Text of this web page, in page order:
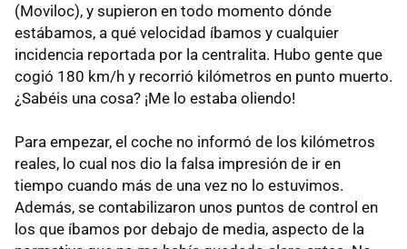
(Moviloc), y supieron en todo momento dónde
estábamos, a qué velocidad íbamos y cualquier
incidencia reportada por la centralita. Hubo gente que
cogió 180 km/h y recorrió kilómetros en punto muerto.
¿Sabéis una cosa? ¡Me lo estaba oliendo!
Para empezar, el coche no informó de los kilómetros
reales, lo cual nos dio la falsa impresión de ir en
tiempo cuando más de una vez no lo estuvimos.
Además, se contabilizaron unos puntos de control en
los que íbamos por debajo de media, aspecto de la